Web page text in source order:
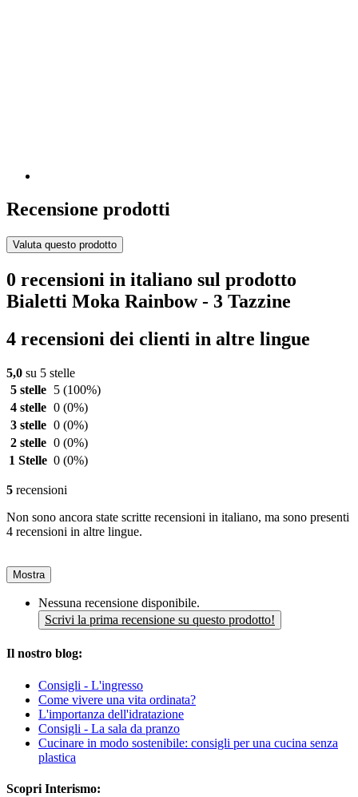
Recensione prodotti
Valuta questo prodotto
0 recensioni in italiano sul prodotto
Bialetti Moka Rainbow - 3 Tazzine
4 recensioni dei clienti in altre lingue
5,0 su 5 stelle
5 stelle
5 (100%)
4 stelle 0 (0%)
3 stelle 0 (0%)
2 stelle 0 (0%)
1 Stelle 0 (0%)
5 recensioni
Non sono ancora state scritte recensioni in italiano, ma sono presenti
4 recensioni in altre lingue.
Mostra
Nessuna recensione disponibile.
Scrivi la prima recensione su questo prodotto!
Il nostro blog:
Consigli - L'ingresso
Come vivere una vita ordinata?
L'importanza dell'idratazione
Consigli - La sala da pranzo
Cucinare in modo sostenibile: consigli per una cucina senza
plastica
Scopri Interismo: